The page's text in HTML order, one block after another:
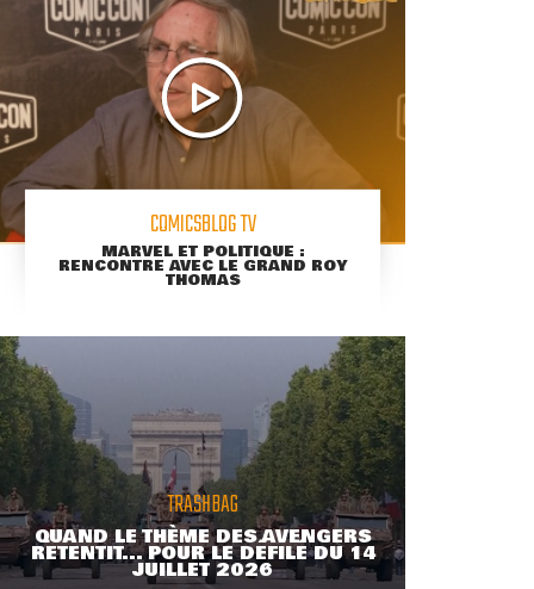
COMICSBLOG TV
MARVEL ET POLITIQUE :
RENCONTRE AVEC LE GRAND ROY
THOMAS
TRASHBAG
QUAND LE THÈME DES AVENGERS
RETENTIT... POUR LE DÉFILÉ DU 14
JUILLET 2026